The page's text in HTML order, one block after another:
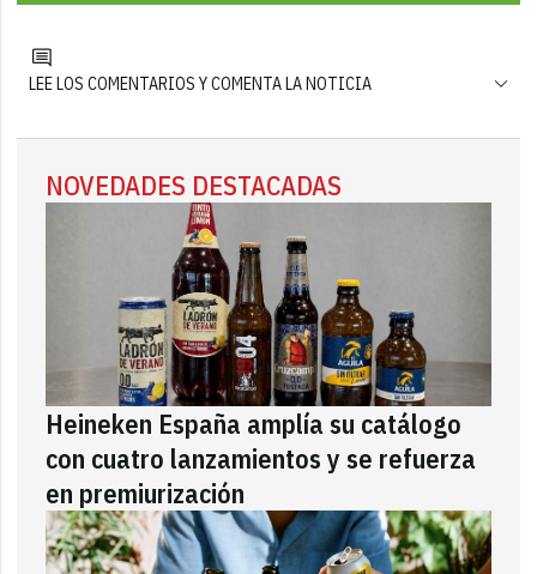
LEE LOS COMENTARIOS Y COMENTA LA NOTICIA
NOVEDADES DESTACADAS
Heineken España amplía su catálogo
con cuatro lanzamientos y se refuerza
en premiurización